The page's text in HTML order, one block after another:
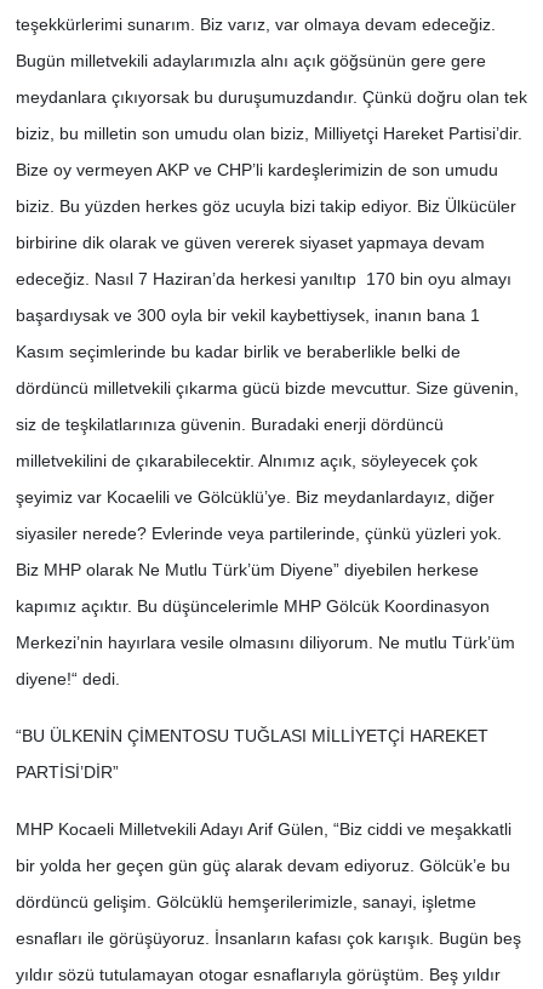
teşekkürlerimi sunarım. Biz varız, var olmaya devam edeceğiz.
Bugün milletvekili adaylarımızla alnı açık göğsünün gere gere
meydanlara çıkıyorsak bu duruşumuzdandır. Çünkü doğru olan tek
biziz, bu milletin son umudu olan biziz, Milliyetçi Hareket Partisi’dir.
Bize oy vermeyen AKP ve CHP’li kardeşlerimizin de son umudu
biziz. Bu yüzden herkes göz ucuyla bizi takip ediyor. Biz Ülkücüler
birbirine dik olarak ve güven vererek siyaset yapmaya devam
edeceğiz. Nasıl 7 Haziran’da herkesi yanıltıp 170 bin oyu almayı
başardıysak ve 300 oyla bir vekil kaybettiysek, inanın bana 1
Kasım seçimlerinde bu kadar birlik ve beraberlikle belki de
dördüncü milletvekili çıkarma gücü bizde mevcuttur. Size güvenin,
siz de teşkilatlarınıza güvenin. Buradaki enerji dördüncü
milletvekilini de çıkarabilecektir. Alnımız açık, söyleyecek çok
şeyimiz var Kocaelili ve Gölcüklü’ye. Biz meydanlardayız, diğer
siyasiler nerede? Evlerinde veya partilerinde, çünkü yüzleri yok.
Biz MHP olarak Ne Mutlu Türk’üm Diyene” diyebilen herkese
kapımız açıktır. Bu düşüncelerimle MHP Gölcük Koordinasyon
Merkezi’nin hayırlara vesile olmasını diliyorum. Ne mutlu Türk’üm
diyene!“ dedi.
“BU ÜLKENİN ÇİMENTOSU TUĞLASI MİLLİYETÇİ HAREKET
PARTİSİ’DİR”
MHP Kocaeli Milletvekili Adayı Arif Gülen, “Biz ciddi ve meşakkatli
bir yolda her geçen gün güç alarak devam ediyoruz. Gölcük’e bu
dördüncü gelişim. Gölcüklü hemşerilerimizle, sanayi, işletme
esnafları ile görüşüyoruz. İnsanların kafası çok karışık. Bugün beş
yıldır sözü tutulamayan otogar esnaflarıyla görüştüm. Beş yıldır